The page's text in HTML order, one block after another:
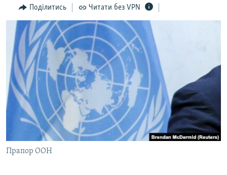
Перейти
до
пошуку
ПОГЛЯД
ІНТЕРВ'Ю
ВСЕ ЗА ДЕНЬ
СПЕЦПРОЕКТИ
ДЕПОРТАЦІЯ
ВІДЕОУРОКИ «ELIFBE»
СВІДЧЕННЯ ОКУПАЦІЇ
УКРАЇНСЬКА ПРОБЛЕМА КРИМУ
ІНФОГРАФІКА
ЯК ОБІЙТИ БЛОКУВАННЯ
Русский
Qırımtatar
ДОЛУЧАЙСЯ!
Поділитись Читати без VPN
Прапор ООН